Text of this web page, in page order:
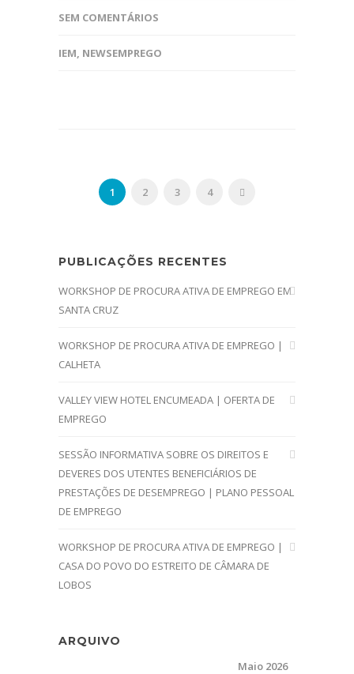
SEM COMENTÁRIOS
IEM, NEWSEMPREGO
1 2 3 4
PUBLICAÇÕES RECENTES
WORKSHOP DE PROCURA ATIVA DE EMPREGO EM
SANTA CRUZ
WORKSHOP DE PROCURA ATIVA DE EMPREGO |
CALHETA
VALLEY VIEW HOTEL ENCUMEADA | OFERTA DE
EMPREGO
SESSÃO INFORMATIVA SOBRE OS DIREITOS E
DEVERES DOS UTENTES BENEFICIÁRIOS DE
PRESTAÇÕES DE DESEMPREGO | PLANO PESSOAL
DE EMPREGO
WORKSHOP DE PROCURA ATIVA DE EMPREGO |
CASA DO POVO DO ESTREITO DE CÂMARA DE
LOBOS
ARQUIVO
Maio 2026